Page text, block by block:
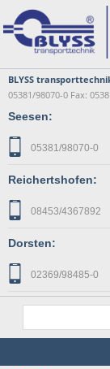
BLYSS
05381/98070-0 Fax:
Seesen:
05381/98070-0
Reichertshofen:
08453/4367892
Dorsten:
02369/98485-0